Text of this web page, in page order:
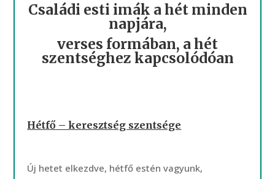
Családi esti imák a hét minden
napjára,
verses formában, a hét
szentséghez kapcsolódóan
Hétfő – keresztség szentsége
Új hetet elkezdve, hétfő estén vagyunk,